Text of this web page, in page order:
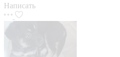
Написать